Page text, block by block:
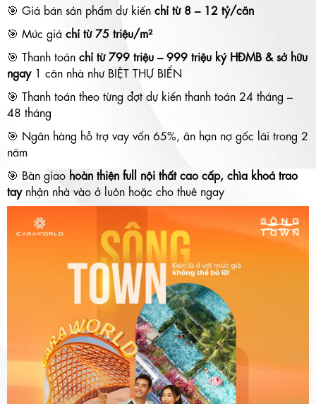
🎯 Giá bán sản phẩm dự kiến chỉ từ 8 – 12 tỷ/căn
🎯 Mức giá chỉ từ 75 triệu/m²
🎯 Thanh toán chỉ từ 799 triệu – 999 triệu ký HĐMB & sở hữu
ngay1 căn nhà như BIỆT THỰ BIỂN
🎯 Thanh toán theo từng đợt dự kiến thanh toán 24 tháng –
48 tháng
🎯 Ngân hàng hỗ trợ vay vốn 65%, ân hạn nợ gốc lãi trong 2
năm
🎯 Bàn giao hoàn thiện full nội thất cao cấp, chìa khoá trao
taynhận nhà vào ở luôn hoặc cho thuê ngay